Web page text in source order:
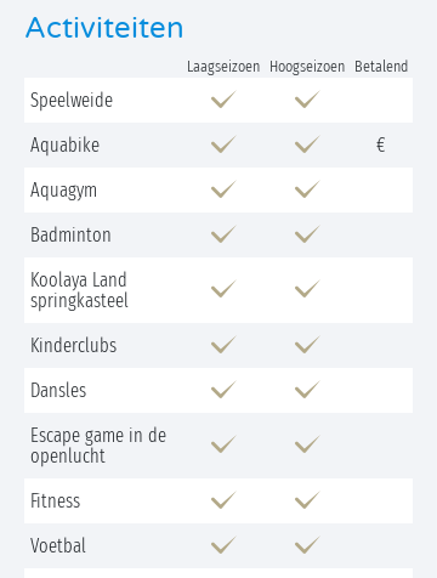
Activiteiten
Laagseizoen Hoogseizoen Betalend
Speelweide
Aquabike
€
Aquagym
Badminton
Koolaya Land
springkasteel
Kinderclubs
Dansles
Escape game in de
openlucht
Fitness
Voetbal